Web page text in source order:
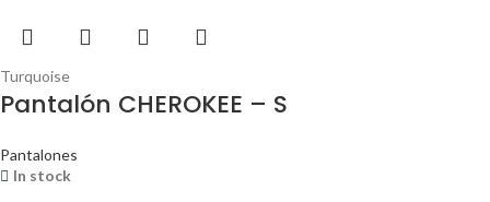
Turquoise
Pantalón CHEROKEE – S
Pantalones
In stock